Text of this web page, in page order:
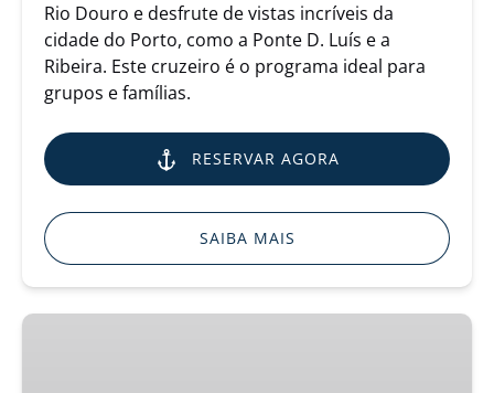
Rio Douro e desfrute de vistas incríveis da
cidade do Porto, como a Ponte D. Luís e a
Ribeira. Este cruzeiro é o programa ideal para
grupos e famílias.
RESERVAR AGORA
SAIBA MAIS
Cruzeiro